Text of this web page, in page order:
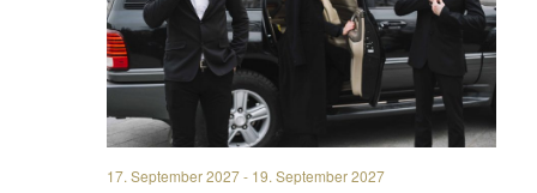
17. September 2027- 19. September 2027